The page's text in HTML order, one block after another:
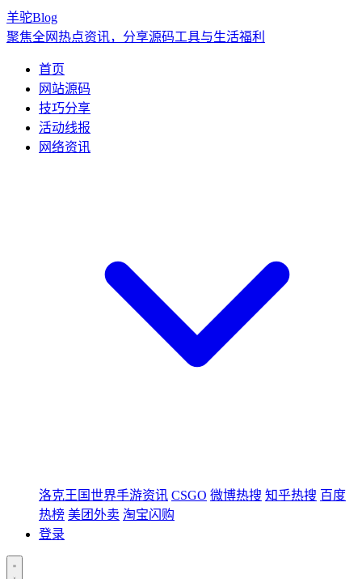
羊驼Blog
聚焦全网热点资讯，分享源码工具与生活福利
首页
网站源码
技巧分享
活动线报
网络资讯
洛克王国世界手游资讯 CSGO 微博热搜 知乎热搜 百度
热榜 美团外卖 淘宝闪购
登录